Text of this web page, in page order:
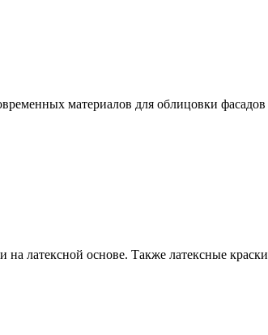
материалов для облицовки фасадов
латексной основе. Также латексные краски